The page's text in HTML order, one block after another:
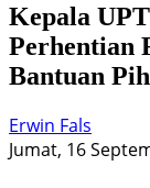
Kepala
Perhentian
Bantuan
Erwin Fals
Jumat, 16